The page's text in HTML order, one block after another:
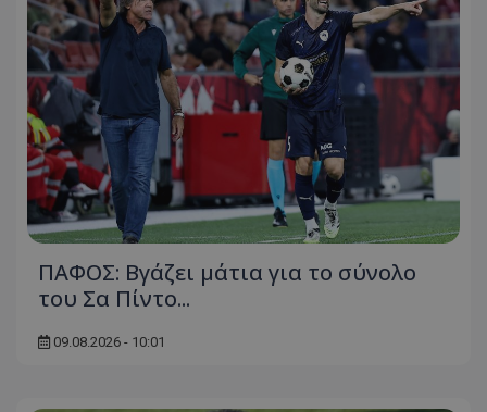
ΠΑΦΟΣ: Βγάζει μάτια για το σύνολο
του Σα Πίντο...
09.08.2026 - 10:01